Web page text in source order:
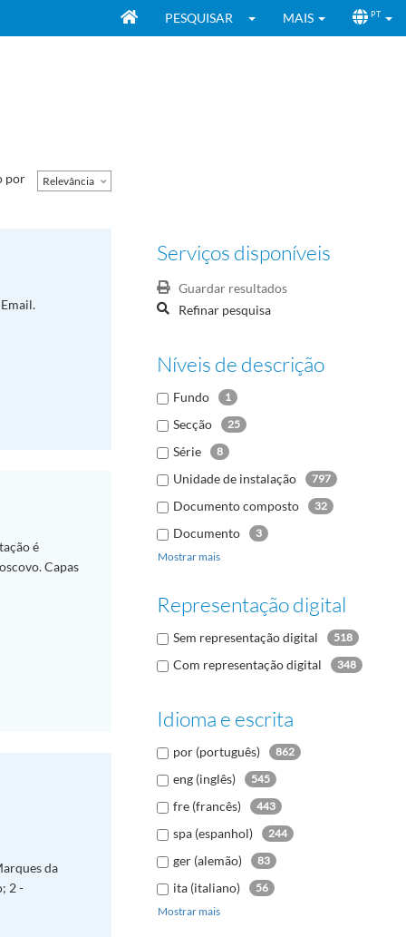
PESQUISAR MAIS PT
Serviços disponíveis
Guardar resultados
Refinar pesquisa
Níveis de descrição
Fundo 1
Secção 25
Série 8
Unidade de instalação 797
Documento composto 32
Documento
3
Mostrar mais
Representação digital
Sem representação digital 518
Com representação digital 348
Idioma e escrita
por (português) 862
eng (inglês) 545
fre (francês) 443
spa (espanhol) 244
ger (alemão) 83
ita (italiano) 56
rus (russo)
Mostrar mais
por Relevância
é
Capas
da
2 -